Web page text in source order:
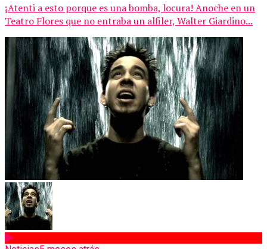
¡Atenti a esto porque es una bomba, locura! Anoche en un
Teatro Flores que no entraba un alfiler, Walter Giardino...